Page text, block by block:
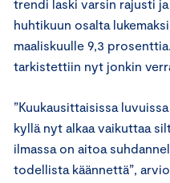
trendi laski varsin rajusti
huhtikuun osalta
maaliskuulle 9,3
tarkistettiin nyt jonkin
”Kuukausittaisissa
kyllä nyt alkaa vaikuttaa
ilmassa on aitoa
todellista käännettä”,